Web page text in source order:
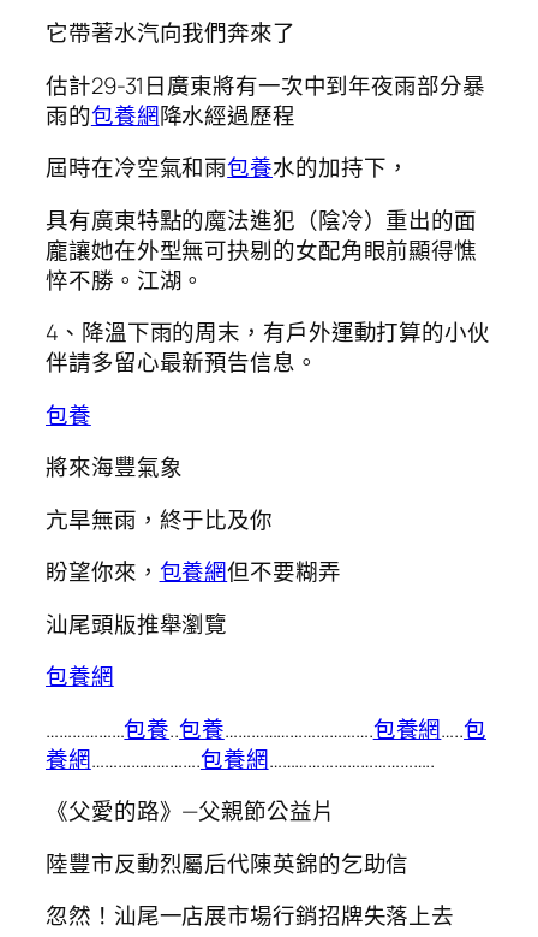
它帶著水汽向我們奔來了
估計29-31日廣東將有一次中到年夜雨部分暴
雨的包養網降水經過歷程
屆時在冷空氣和雨包養水的加持下，
具有廣東特點的魔法進犯（陰冷）重出的面
龐讓她在外型無可抉剔的女配角眼前顯得憔
悴不勝。江湖。
4、降溫下雨的周末，有戶外運動打算的小伙
伴請多留心最新預告信息。
包養
將來海豐氣象
亢旱無雨，終于比及你
盼望你來， 包養網但不要糊弄
汕尾頭版推舉瀏覽
包養網
………………包養..包養…………………………….包養網…..包
養網…………………….包養網………………………………..
《父愛的路》—父親節公益片
陸豐市反動烈屬后代陳英錦的乞助信
忽然！汕尾一店展市場行銷招牌失落上去